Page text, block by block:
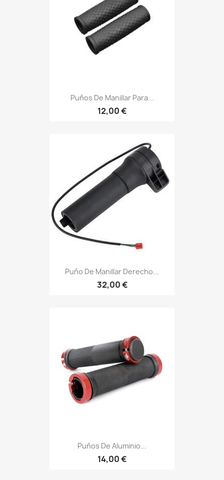
Puños De Manillar Para...
12,00 €
Puño De Manillar Derecho...
32,00 €
Puños De Aluminio...
14,00 €